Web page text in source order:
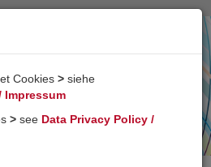
Toggle
Cookies > siehe
Impressum
> see Data Privacy Policy /